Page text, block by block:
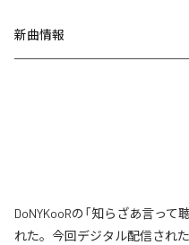
新曲情報
DoNYKooRの「知らざあ言って
れた。今回デジタル配信され